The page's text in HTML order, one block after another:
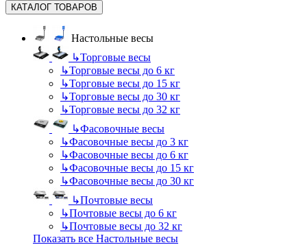
КАТАЛОГ ТОВАРОВ
Настольные весы
↳Торговые весы
↳Торговые весы до 6 кг
↳Торговые весы до 15 кг
↳Торговые весы до 30 кг
↳Торговые весы до 32 кг
↳Фасовочные весы
↳Фасовочные весы до 3 кг
↳Фасовочные весы до 6 кг
↳Фасовочные весы до 15 кг
↳Фасовочные весы до 30 кг
↳Почтовые весы
↳Почтовые весы до 6 кг
↳Почтовые весы до 32 кг
Показать все Настольные весы